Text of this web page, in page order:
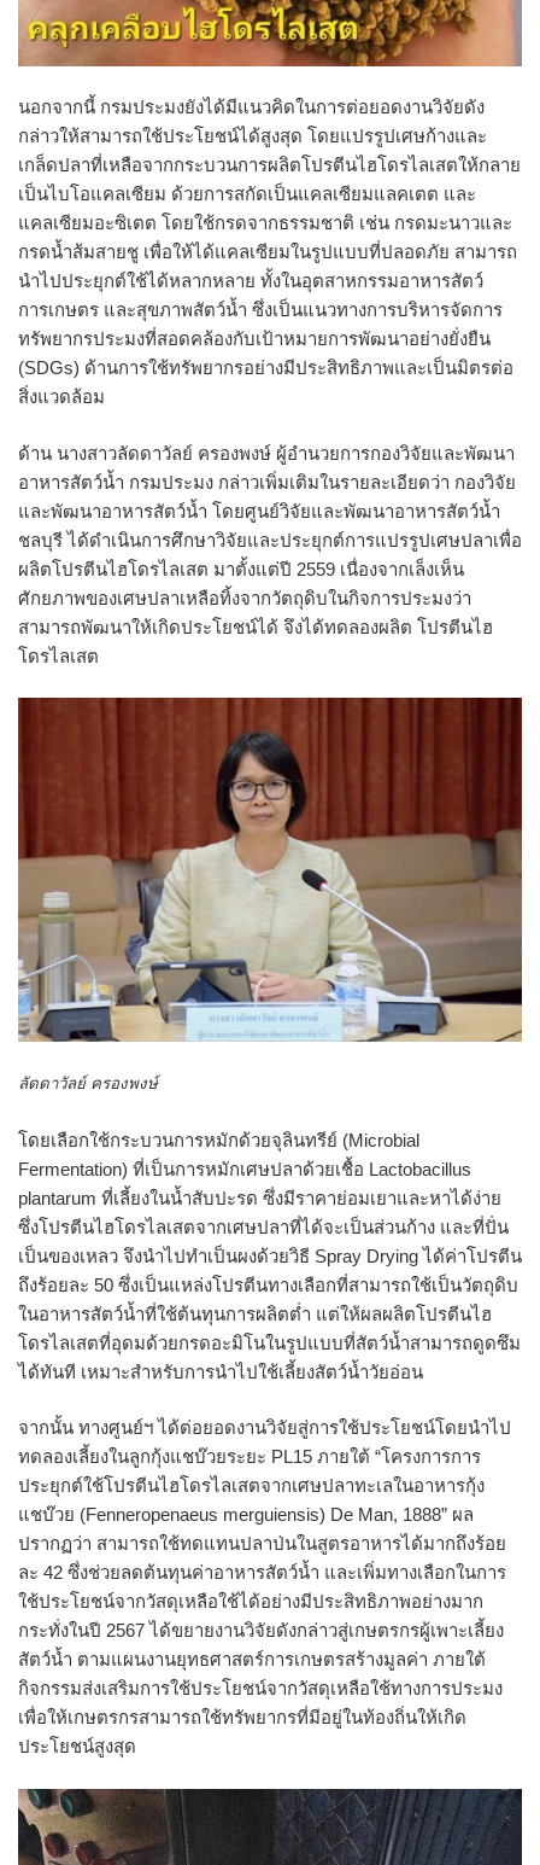
นอกจากนี้ กรมประมงยังได้มีแนวคิดในการต่อยอดงานวิจัยดัง
กล่าวให้สามารถใช้ประโยชน์ได้สูงสุด โดยแปรรูปเศษก้างและ
เกล็ดปลาที่เหลือจากกระบวนการผลิตโปรตีนไฮโดรไลเสตให้กลาย
เป็นไบโอแคลเซียม ด้วยการสกัดเป็นแคลเซียมแลคเตต และ
แคลเซียมอะซิเตต โดยใช้กรดจากธรรมชาติ เช่น กรดมะนาวและ
กรดน้ำส้มสายชู เพื่อให้ได้แคลเซียมในรูปแบบที่ปลอดภัย สามารถ
นำไปประยุกต์ใช้ได้หลากหลาย ทั้งในอุตสาหกรรมอาหารสัตว์
การเกษตร และสุขภาพสัตว์น้ำ ซึ่งเป็นแนวทางการบริหารจัดการ
ทรัพยากรประมงที่สอดคล้องกับเป้าหมายการพัฒนาอย่างยั่งยืน
(SDGs) ด้านการใช้ทรัพยากรอย่างมีประสิทธิภาพและเป็นมิตรต่อ
สิ่งแวดล้อม
ด้าน นางสาวลัดดาวัลย์ ครองพงษ์ ผู้อำนวยการกองวิจัยและพัฒนา
อาหารสัตว์น้ำ กรมประมง กล่าวเพิ่มเติมในรายละเอียดว่า กองวิจัย
และพัฒนาอาหารสัตว์น้ำ โดยศูนย์วิจัยและพัฒนาอาหารสัตว์น้ำ
ชลบุรี ได้ดำเนินการศึกษาวิจัยและประยุกต์การแปรรูปเศษปลาเพื่อ
ผลิตโปรตีนไฮโดรไลเสต มาตั้งแต่ปี 2559 เนื่องจากเล็งเห็น
ศักยภาพของเศษปลาเหลือทิ้งจากวัตถุดิบในกิจการประมงว่า
สามารถพัฒนาให้เกิดประโยชน์ได้ จึงได้ทดลองผลิต โปรตีนไฮ
โดรไลเสต
ลัดดาวัลย์ ครองพงษ์
โดยเลือกใช้กระบวนการหมักด้วยจุลินทรีย์ (Microbial
Fermentation) ที่เป็นการหมักเศษปลาด้วยเชื้อ Lactobacillus
plantarum ที่เลี้ยงในน้ำสับปะรด ซึ่งมีราคาย่อมเยาและหาได้ง่าย
ซึ่งโปรตีนไฮโดรไลเสตจากเศษปลาที่ได้จะเป็นส่วนก้าง และที่ปั่น
เป็นของเหลว จึงนำไปทำเป็นผงด้วยวิธี Spray Drying ได้ค่าโปรตีน
ถึงร้อยละ 50 ซึ่งเป็นแหล่งโปรตีนทางเลือกที่สามารถใช้เป็นวัตถุดิบ
ในอาหารสัตว์น้ำที่ใช้ต้นทุนการผลิตต่ำ แต่ให้ผลผลิตโปรตีนไฮ
โดรไลเสตที่อุดมด้วยกรดอะมิโนในรูปแบบที่สัตว์น้ำสามารถดูดซึม
ได้ทันที เหมาะสำหรับการนำไปใช้เลี้ยงสัตว์น้ำวัยอ่อน
จากนั้น ทางศูนย์ฯ ได้ต่อยอดงานวิจัยสู่การใช้ประโยชน์โดยนำไป
ทดลองเลี้ยงในลูกกุ้งแชบ๊วยระยะ PL15 ภายใต้ “โครงการการ
ประยุกต์ใช้โปรตีนไฮโดรไลเสตจากเศษปลาทะเลในอาหารกุ้ง
แชบ๊วย (Fenneropenaeus merguiensis) De Man, 1888” ผล
ปรากฏว่า สามารถใช้ทดแทนปลาป่นในสูตรอาหารได้มากถึงร้อย
ละ 42 ซึ่งช่วยลดต้นทุนค่าอาหารสัตว์น้ำ และเพิ่มทางเลือกในการ
ใช้ประโยชน์จากวัสดุเหลือใช้ได้อย่างมีประสิทธิภาพอย่างมาก
กระทั่งในปี 2567 ได้ขยายงานวิจัยดังกล่าวสู่เกษตรกรผู้เพาะเลี้ยง
สัตว์น้ำ ตามแผนงานยุทธศาสตร์การเกษตรสร้างมูลค่า ภายใต้
กิจกรรมส่งเสริมการใช้ประโยชน์จากวัสดุเหลือใช้ทางการประมง
เพื่อให้เกษตรกรสามารถใช้ทรัพยากรที่มีอยู่ในท้องถิ่นให้เกิด
ประโยชน์สูงสุด